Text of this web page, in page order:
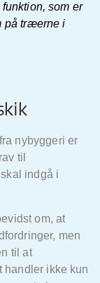
som er
på træerne i
nybyggeri er
til
indgå i
om, at
men
til at
handler ikke kun